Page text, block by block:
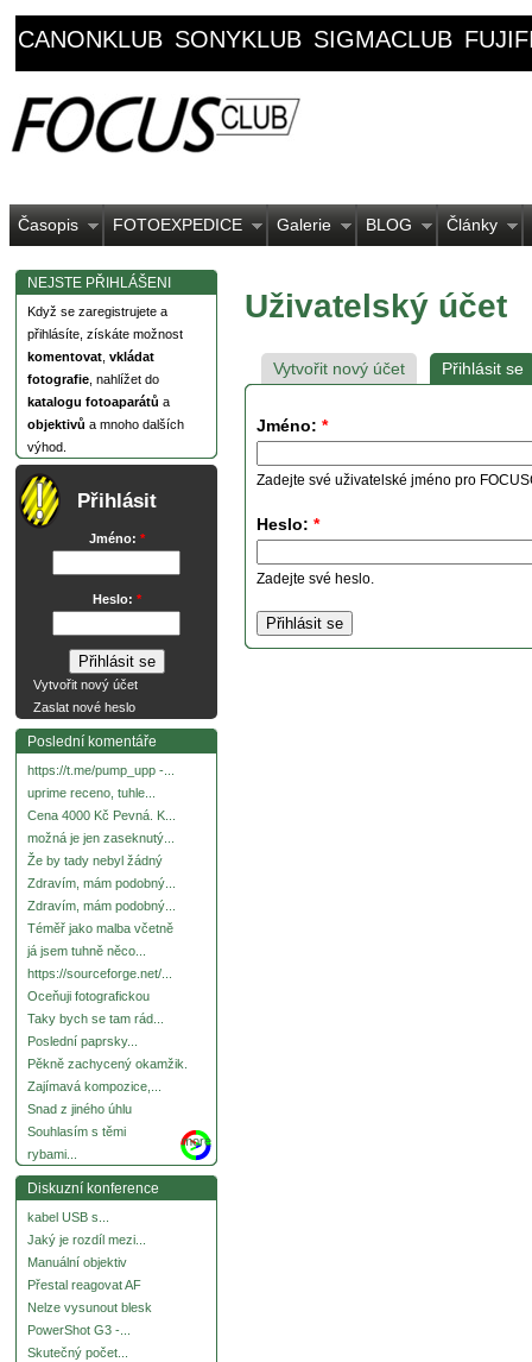
CANONKLUB SONYKLUB SIGMACLUB
Časopis FOTOEXPEDICE Galerie BLOG Články
NEJSTE PŘIHLÁŠENI
Když se zaregistrujete a
přihlásíte, získáte možnost
komentovat vkládat
fotografie , nahlížet do
katalogu fotoaparátů a
objektivů a mnoho dalších
výhod.
Přihlásit
Jméno: *
Heslo: *
Vytvořit nový účet
Zaslat nové heslo
Poslední komentáře
https://t.me/pump_upp -...
uprime receno, tuhle...
Cena 4000 Kč Pevná. K...
možná je jen zaseknutý...
Že by tady nebyl žádný
Zdravím, mám podobný...
Zdravím, mám podobný...
Téměř jako malba včetně
já jsem tuhně něco...
https://sourceforge.net/...
Oceňuji fotografickou
Taky bych se tam rád...
Poslední paprsky...
Pěkně zachycený okamžik.
Zajímavá kompozice,...
Snad z jiného úhlu
Souhlasím s těmi
rybami...
more
Diskuzní konference
kabel USB s...
Jaký je rozdíl mezi...
Manuální objektiv
Přestal reagovat AF
Nelze vysunout blesk
PowerShot G3 -...
Skutečný počet...
Uživatelský účet
Vytvořit nový účet Přihlásit se
Jméno: *
Zadejte své uživatelské jméno pro
Heslo: *
Zadejte své heslo.